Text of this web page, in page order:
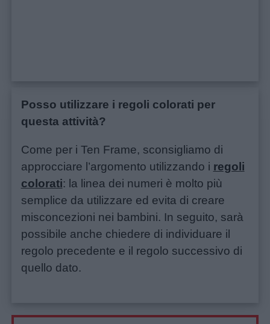
Posso utilizzare i regoli colorati per
questa attività?
Come per i Ten Frame, sconsigliamo di
approcciare l’argomento utilizzando i regoli
colorati: la linea dei numeri è molto più
semplice da utilizzare ed evita di creare
misconcezioni nei bambini. In seguito, sarà
possibile anche chiedere di individuare il
regolo precedente e il regolo successivo di
quello dato.